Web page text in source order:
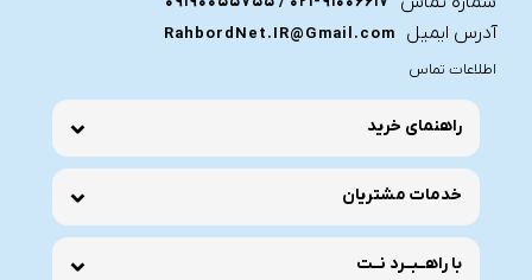
آدرس ایمیل
RahbordNet.IR@Gmail.com
اطلاعات تماس
راهنمای خرید
خدمات مشتریان
با راهــبــرد نــت